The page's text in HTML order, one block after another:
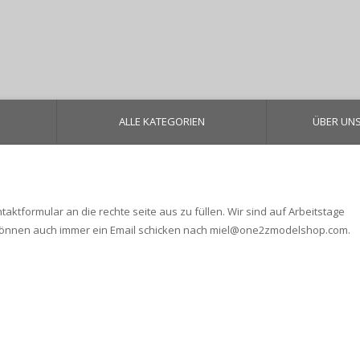
ALLE KATEGORIEN ÜBER
an die rechte seite aus zu füllen. Wir sind auf Arbeitstage
auch immer ein Email schicken nach miel@one2zmodelshop.com.